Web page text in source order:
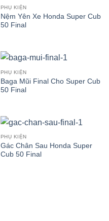
PHỤ KIỆN
Nệm Yên Xe Honda Super Cub
50 Final
PHỤ KIỆN
Baga Mũi Final Cho Super Cub
50 Final
PHỤ KIỆN
Gác Chân Sau Honda Super
Cub 50 Final